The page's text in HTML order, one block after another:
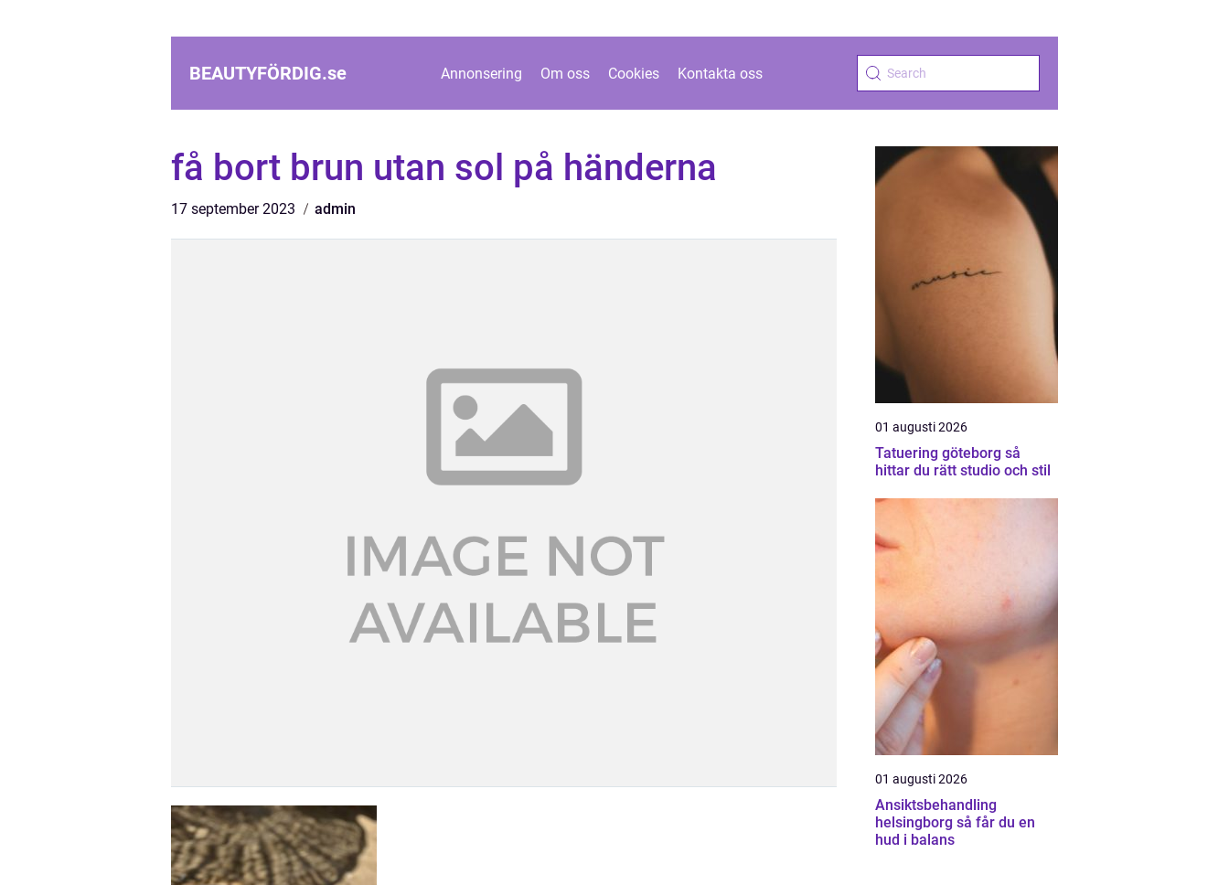
BEAUTYFÖRDIG.se Annonsering Om oss Cookies Kontakta oss
få bort brun utan sol på händerna
17 september 2023 admin
01 augusti 2026
Tatuering göteborg så
hittar du rätt studio och stil
01 augusti 2026
Ansiktsbehandling
helsingborg så får du en
hud i balans